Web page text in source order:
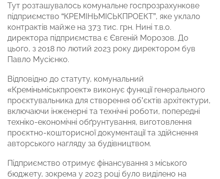
Тут розташувалось комунальне госпрозрахункове
підприємство “КРЕМІНЬМІСЬКПРОЕКТ”, яке уклало
контрактів майже на 373 тис. грн. Нині т.в.о.
директора підприємства є Євгеній Морозов. До
цього, з 2018 по лютий 2023 року директором був
Павло Мусієнко.
Відповідно до статуту, комунальний
«Креміньміськпроект» виконує функції генерального
проєктувальника для створення об’єктів архітектури,
включаючи інженерні та технічні роботи, попередні
техніко-економічні обґрунтування, виготовлення
проєктно-кошторисної документації та здійснення
авторського нагляду за будівництвом.
Підприємство отримує фінансування з міського
бюджету, зокрема у 2023 році було виділено на